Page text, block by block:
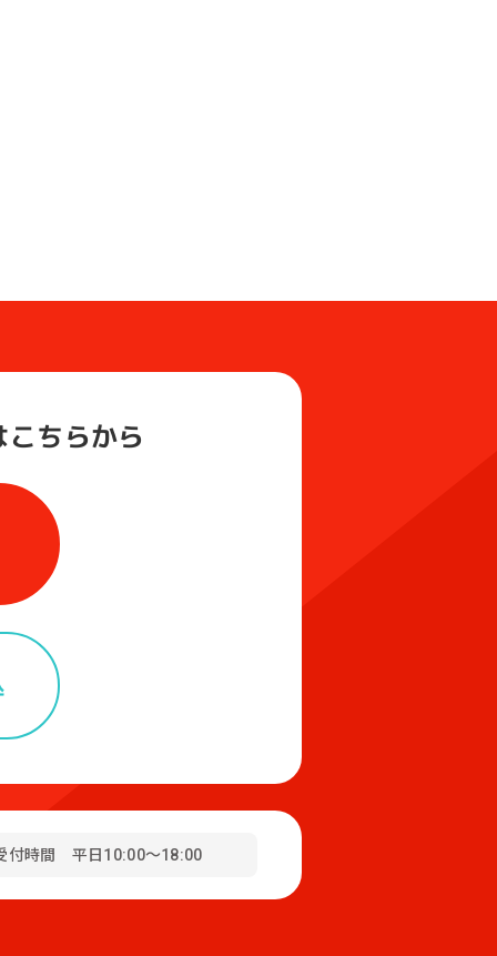
こちらから
付時間 平日10:00～18:00